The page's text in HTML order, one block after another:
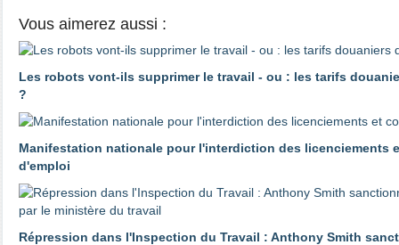
Vous aimerez aussi :
Les robots vont-ils supprimer le travail - ou : les tarifs
?
Manifestation nationale pour l'interdiction des licenciements
d'emploi
Répression dans l'Inspection du Travail : Anthony Smith